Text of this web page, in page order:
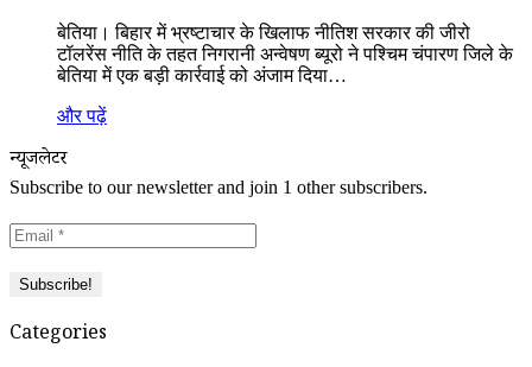
बेतिया। बिहार में भ्रष्टाचार के खिलाफ नीतिश सरकार की जीरो
टॉलरेंस नीति के तहत निगरानी अन्वेषण ब्यूरो ने पश्चिम चंपारण जिले के
बेतिया में एक बड़ी कार्रवाई को अंजाम दिया…
और पढ़ें
न्यूजलेटर
Subscribe to our newsletter and join 1 other subscribers.
Categories